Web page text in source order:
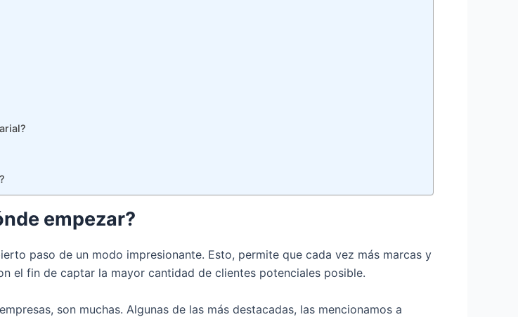
empezar?
paso de un modo impresionante. Esto, permite que cada vez más marcas y
el fin de captar la mayor cantidad de clientes potenciales posible.
son muchas. Algunas de las más destacadas, las mencionamos a